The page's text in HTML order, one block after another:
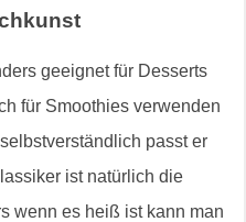
geeignet für Desserts
für Smoothies verwenden
passt er
ist natürlich die
wenn es heiß ist kann man